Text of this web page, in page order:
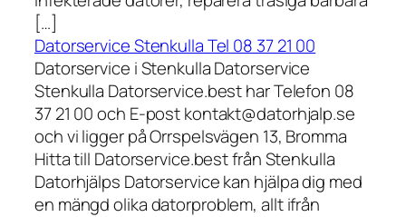
[…]
Datorservice Stenkulla Tel 08 37 21 00
Datorservice i Stenkulla Datorservice
Stenkulla Datorservice.best har Telefon 08
37 21 00 och E-post kontakt@datorhjalp.se
och vi ligger på Orrspelsvägen 13, Bromma
Hitta till Datorservice.best från Stenkulla
Datorhjälps Datorservice kan hjälpa dig med
en mängd olika datorproblem, allt ifrån